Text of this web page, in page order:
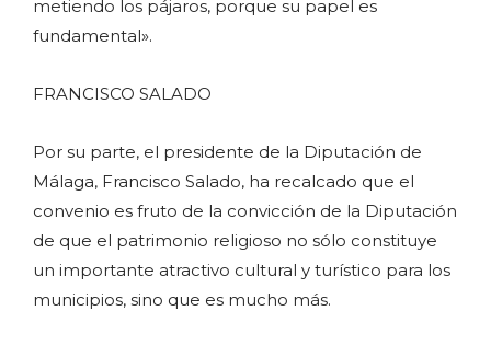
metiendo los pájaros, porque su papel es
fundamental».
FRANCISCO SALADO
Por su parte, el presidente de la Diputación de
Málaga, Francisco Salado, ha recalcado que el
convenio es fruto de la convicción de la Diputación
de que el patrimonio religioso no sólo constituye
un importante atractivo cultural y turístico para los
municipios, sino que es mucho más.